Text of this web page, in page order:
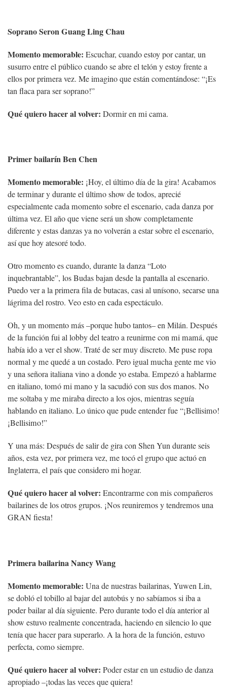
Soprano Seron Guang Ling Chau
Momento memorable: Escuchar, cuando estoy por cantar, un
susurro entre el público cuando se abre el telón y estoy frente a
ellos por primera vez. Me imagino que están comentándose: “¡Es
tan flaca para ser soprano!”
Qué quiero hacer al volver: Dormir en mi cama.
Primer bailarín Ben Chen
Momento memorable: ¡Hoy, el último día de la gira! Acabamos
de terminar y durante el último show de todos, aprecié
especialmente cada momento sobre el escenario, cada danza por
última vez. El año que viene será un show completamente
diferente y estas danzas ya no volverán a estar sobre el escenario,
así que hoy atesoré todo.
Otro momento es cuando, durante la danza “Loto
inquebrantable”, los Budas bajan desde la pantalla al escenario.
Puedo ver a la primera fila de butacas, casi al unísono, secarse una
lágrima del rostro. Veo esto en cada espectáculo.
Oh, y un momento más –porque hubo tantos– en Milán. Después
de la función fui al lobby del teatro a reunirme con mi mamá, que
había ido a ver el show. Traté de ser muy discreto. Me puse ropa
normal y me quedé a un costado. Pero igual mucha gente me vio
y una señora italiana vino a donde yo estaba. Empezó a hablarme
en italiano, tomó mi mano y la sacudió con sus dos manos. No
me soltaba y me miraba directo a los ojos, mientras seguía
hablando en italiano. Lo único que pude entender fue “¡Bellisimo!
¡Bellisimo!”
Y una más: Después de salir de gira con Shen Yun durante seis
años, esta vez, por primera vez, me tocó el grupo que actuó en
Inglaterra, el país que considero mi hogar.
Qué quiero hacer al volver: Encontrarme con mis compañeros
bailarines de los otros grupos. ¡Nos reuniremos y tendremos una
GRAN fiesta!
Primera bailarina Nancy Wang
Momento memorable: Una de nuestras bailarinas, Yuwen Lin,
se dobló el tobillo al bajar del autobús y no sabíamos si iba a
poder bailar al día siguiente. Pero durante todo el día anterior al
show estuvo realmente concentrada, haciendo en silencio lo que
tenía que hacer para superarlo. A la hora de la función, estuvo
perfecta, como siempre.
Qué quiero hacer al volver: Poder estar en un estudio de danza
apropiado –¡todas las veces que quiera!